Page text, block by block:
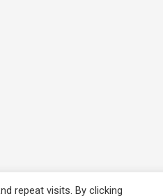
repeat visits. By clicking